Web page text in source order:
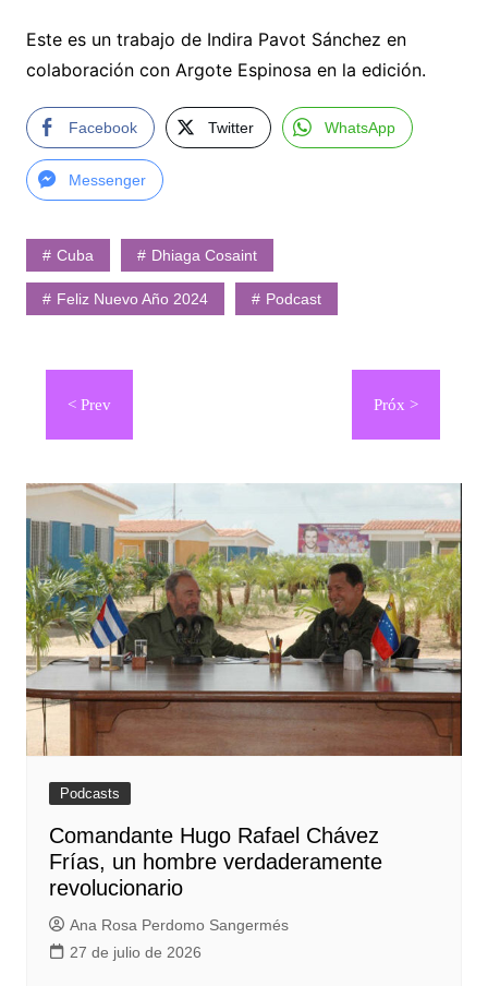
Este es un trabajo de Indira Pavot Sánchez en
colaboración con Argote Espinosa en la edición.
Facebook Twitter WhatsApp
Messenger
Cuba Dhiaga Cosaint
Feliz Nuevo Año 2024 Podcast
Navegación
entradas
Podcasts
Comandante Hugo Rafael Chávez
Frías, un hombre verdaderamente
revolucionario
Ana Rosa Perdomo Sangermés
27 de julio de 2026